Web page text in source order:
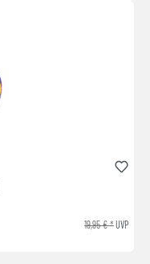
19,95 € *UVP